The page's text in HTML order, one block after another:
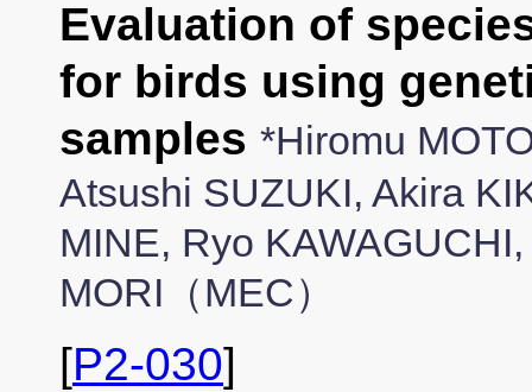
Evaluation of
for birds using
samples *Hiromu
Atsushi SUZUKI, Akira
MINE, Ryo
MORI（MEC）
[P2-030]